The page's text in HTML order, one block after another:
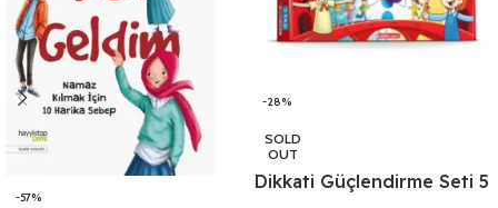
-57%
-28%
SOLD
OUT
Dikkati Güçlendirme Seti 5